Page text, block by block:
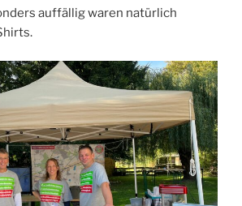
auffällig waren natürlich